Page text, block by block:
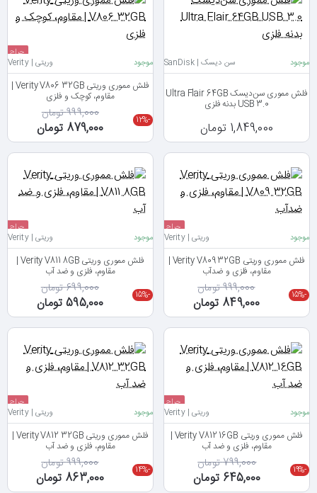
موجود سن‌ دیسک | SanDisk
فلش مموری سن‌دیسک Ultra Flair 64GB
USB 3.0 بدنه فلزی
1,849,000 تومان
حراج
جدید
موجود وریتی | Verity
فلش مموری وریتی Verity V806 32GB |
مقاوم، کوچک و فلزی
-12% 879,000 تومان
999,000 تومان
حراج
جدید
موجود وریتی | Verity
فلش مموری وریتی Verity V809 32GB |
مقاوم، فلزی و ضدآب
-15% 849,000 تومان
999,000 تومان
حراج
جدید
موجود وریتی | Verity
فلش مموری وریتی Verity V811 8GB |
مقاوم، فلزی و ضد آب
-15% 595,000 تومان
699,000 تومان
حراج
جدید
موجود وریتی | Verity
فلش مموری وریتی Verity V812 16GB |
مقاوم، فلزی و ضد آب
-19% 645,000 تومان
799,000 تومان
حراج
جدید
موجود وریتی | Verity
فلش مموری وریتی Verity V812 32GB |
مقاوم، فلزی و ضد آب
-14% 863,000 تومان
999,000 تومان